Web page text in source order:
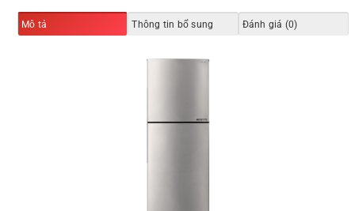
Mô tả Thông tin bổ sung Đánh giá (0)